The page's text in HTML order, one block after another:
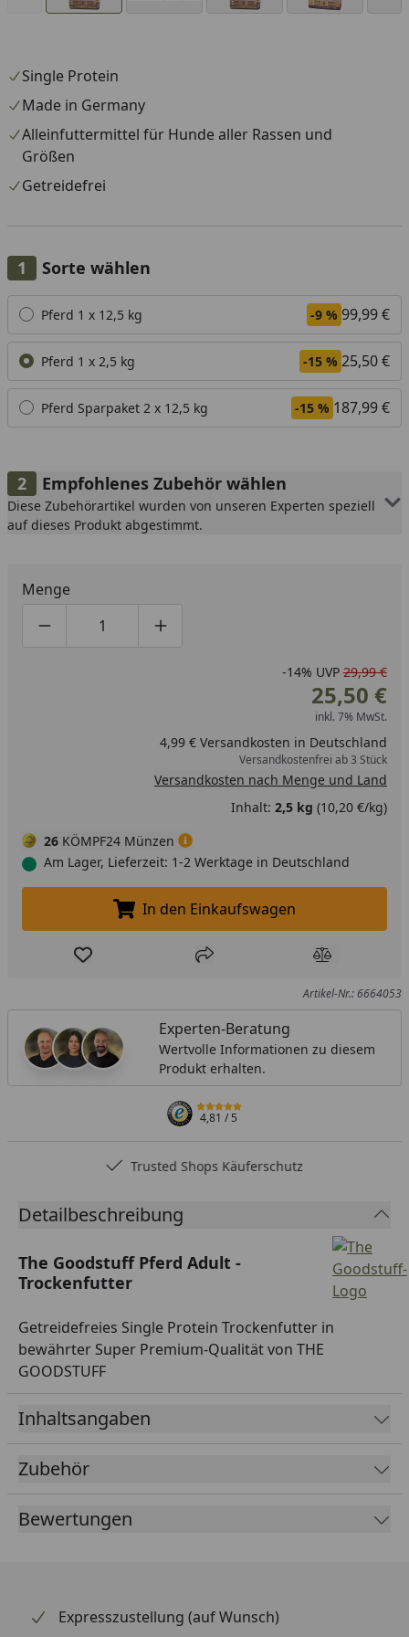
Single Protein
Made in Germany
Alleinfuttermittel für Hunde aller Rassen und
Größen
Getreidefrei
Sorte wählen
Alle anzeigen (3)
Pferd 1 x 12,5 kg -9 % 99,99 €
Pferd 1 x 2,5 kg -15 % 25,50 €
Pferd Sparpaket 2 x 12,5 kg -15 % 187,99 €
Empfohlenes Zubehör wählen
Diese Zubehörartikel wurden von unseren Experten speziell
auf dieses Produkt abgestimmt.
Menge
Produktmenge um eins verringern
Produktmenge manuell eingeben
Produktmenge um eins erhöhen
-14% UVP 29,99 €
25,50 €
inkl. 7% MwSt.
4,99 € Versandkosten in Deutschland
Versandkostenfrei ab 3 Stück
Versandkosten nach Menge und Land
Inhalt: 2,5 kg (10,20 €/kg)
26 KÖMPF24 Münzen
Am Lager, Lieferzeit: 1-2 Werktage in Deutschland
In den Einkaufswagen legen
In den Einkaufswagen
Produkt zur Wunschliste hinzufügen
Teilen Produkt
Artikel-Nr.: 6664053
Experten-Beratung
Wertvolle Informationen zu diesem
Produkt erhalten.
4,81/ 5
Trusted Shops Käuferschutz
Detailbeschreibung
The Goodstuff Pferd Adult -
Trockenfutter
Getreidefreies Single Protein Trockenfutter in
bewährter Super Premium-Qualität von THE
GOODSTUFF
Inhaltsangaben
Zubehör
Bewertungen
Expresszustellung (auf Wunsch)